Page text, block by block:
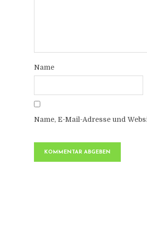
Name
Name, E-Mail-Adresse und